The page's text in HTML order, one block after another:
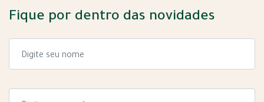
Fique por dentro das novidades